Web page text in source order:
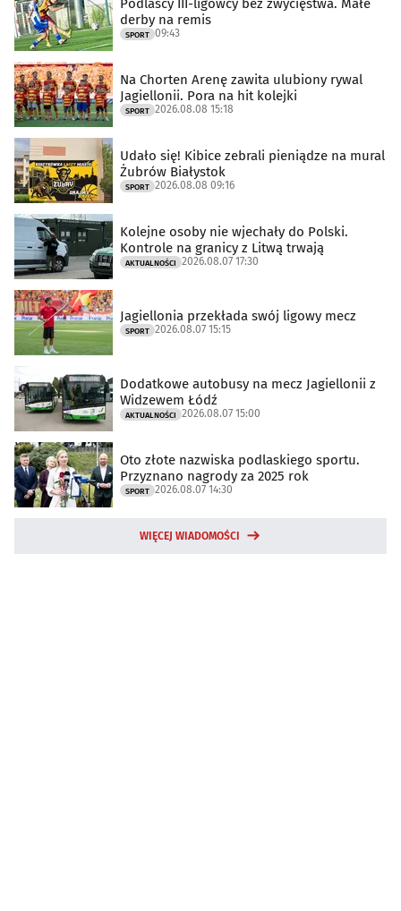
Podlascy III-ligowcy bez zwycięstwa. Małe
derby na remis
SPORT 09:43
Na Chorten Arenę zawita ulubiony rywal
Jagiellonii. Pora na hit kolejki
SPORT 2026.08.08 15:18
Udało się! Kibice zebrali pieniądze na mural
Żubrów Białystok
SPORT 2026.08.08 09:16
Kolejne osoby nie wjechały do Polski.
Kontrole na granicy z Litwą trwają
AKTUALNOŚCI 2026.08.07 17:30
Jagiellonia przekłada swój ligowy mecz
SPORT 2026.08.07 15:15
Dodatkowe autobusy na mecz Jagiellonii z
Widzewem Łódź
AKTUALNOŚCI 2026.08.07 15:00
Oto złote nazwiska podlaskiego sportu.
Przyznano nagrody za 2025 rok
SPORT 2026.08.07 14:30
WIĘCEJ WIADOMOŚCI